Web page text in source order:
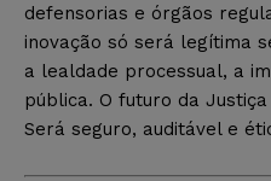
defensorias e órgãos
inovação só será legítima
a lealdade processual, a
pública. O futuro da
Será seguro, auditável e